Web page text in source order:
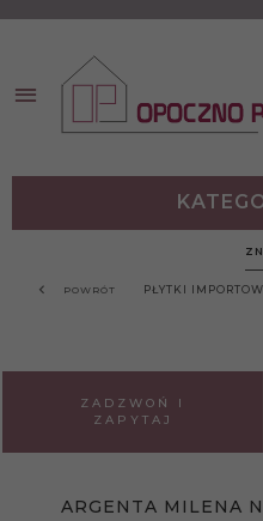
POWRÓT PŁYTKI
ZADZWOŃ I
ZAPYTAJ
ARGENTA MILENA